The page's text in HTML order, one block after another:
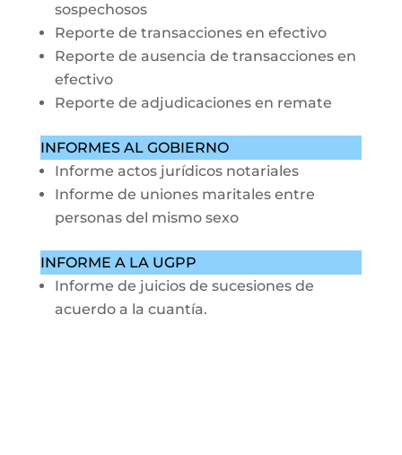
sospechosos
Reporte de transacciones en efectivo
Reporte de ausencia de transacciones en
efectivo
Reporte de adjudicaciones en remate
INFORMES AL GOBIERNO
Informe actos jurídicos notariales
Informe de uniones maritales entre
personas del mismo sexo
INFORME A LA UGPP
Informe de juicios de sucesiones de
acuerdo a la cuantía.